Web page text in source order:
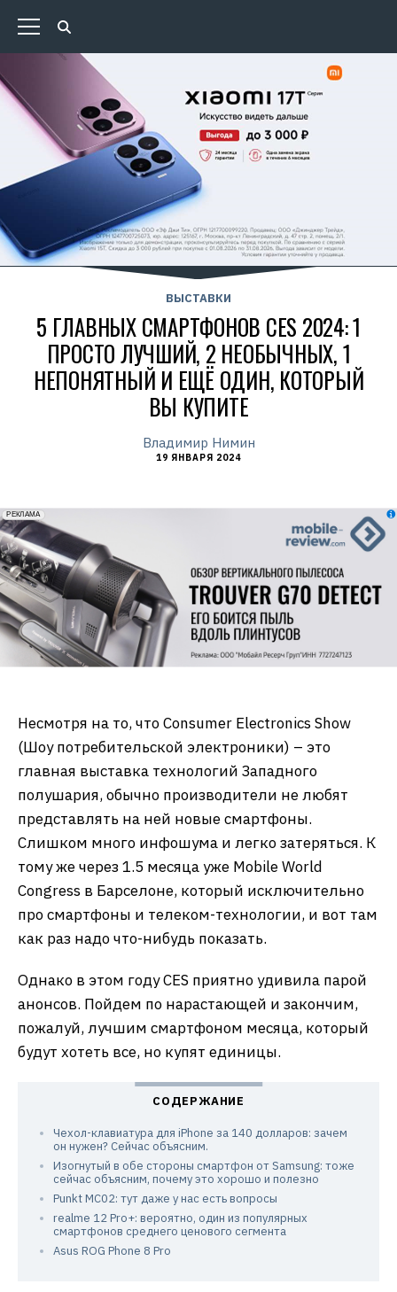
ВЫСТАВКИ
5 ГЛАВНЫХ СМАРТФОНОВ CES 2024: 1
ПРОСТО ЛУЧШИЙ, 2 НЕОБЫЧНЫХ, 1
НЕПОНЯТНЫЙ И ЕЩЁ ОДИН, КОТОРЫЙ
ВЫ КУПИТЕ
Владимир Нимин
19 ЯНВАРЯ 2024
erid: 2VfnxxmNzs5
РЕКЛАМА
Несмотря на то, что Consumer Electronics Show
(Шоу потребительской электроники) – это
главная выставка технологий Западного
полушария, обычно производители не любят
представлять на ней новые смартфоны.
Слишком много инфошума и легко затеряться. К
тому же через 1.5 месяца уже Mobile World
Congress в Барселоне, который исключительно
про смартфоны и телеком-технологии, и вот там
как раз надо что-нибудь показать.
Однако в этом году CES приятно удивила парой
анонсов. Пойдем по нарастающей и закончим,
пожалуй, лучшим смартфоном месяца, который
будут хотеть все, но купят единицы.
Чехол-клавиатура для iPhone за 140 долларов: зачем
он нужен? Сейчас объясним.
Изогнутый в обе стороны смартфон от Samsung: тоже
сейчас объясним, почему это хорошо и полезно
Punkt MC02: тут даже у нас есть вопросы
realme 12 Pro+: вероятно, один из популярных
смартфонов среднего ценового сегмента
Asus ROG Phone 8 Pro